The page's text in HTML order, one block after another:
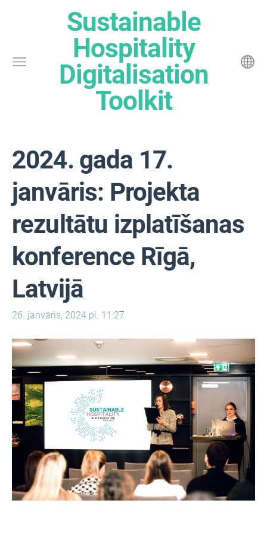
Sustainable
Hospitality
Digitalisation
Toolkit
2024. gada 17.
janvāris: Projekta
rezultātu izplatīšanas
konference Rīgā,
Latvijā
26. janvāris, 2024 pl. 11:27